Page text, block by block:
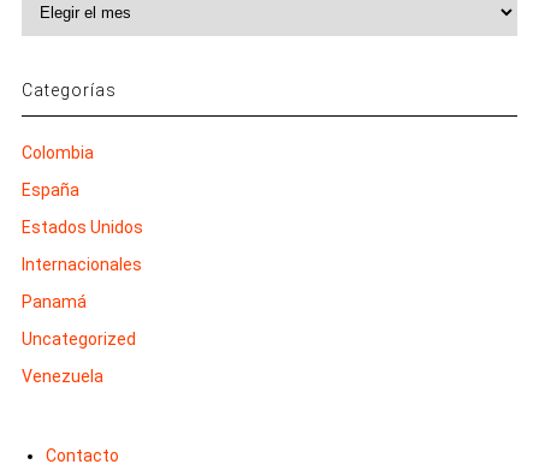
Categorías
Colombia
España
Estados Unidos
Internacionales
Panamá
Uncategorized
Venezuela
Contacto